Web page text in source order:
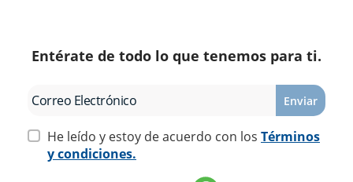
Entérate de todo lo que tenemos para ti.
Enviar
He leído y estoy de acuerdo con los Términos
y condiciones.